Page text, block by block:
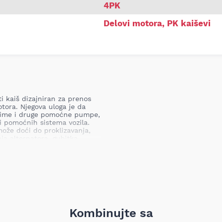
4PK
Delovi motora, PK kaiševi
kaiš dizajniran za prenos
Njegova uloga je da
i druge pomoćne pumpe,
sistema vozila.
doći do proklizavanja,
a u krajnjem slučaju i
agregata.
industriji; proizvodi su
otpornost na habanje iKombinujte sa